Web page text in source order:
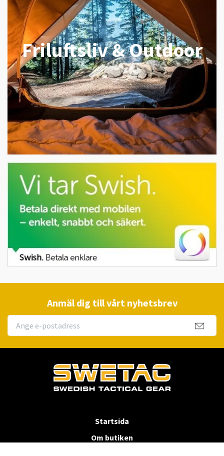
Friluftsliv & Outdoor
Anmäl dig till vårt nyhetsbrev
Startsida
Om butiken